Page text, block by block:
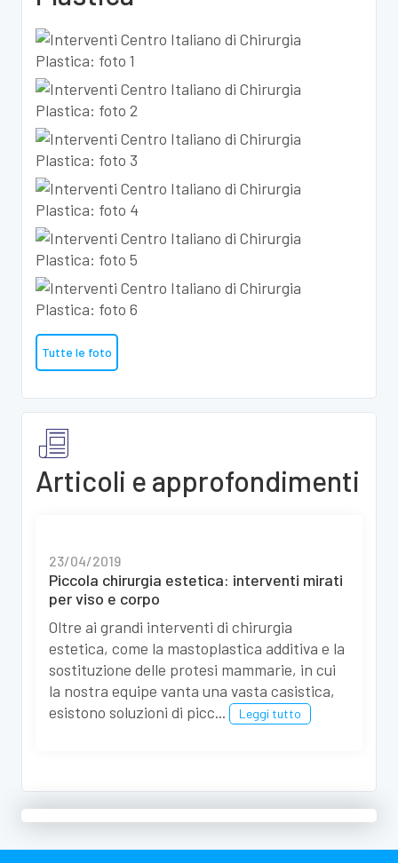
Tutte le foto
Articoli e approfondimenti
23/04/2019
Piccola chirurgia estetica: interventi mirati
per viso e corpo
Oltre ai grandi interventi di chirurgia
estetica, come la mastoplastica additiva e la
sostituzione delle protesi mammarie, in cui
la nostra equipe vanta una vasta casistica,
esistono soluzioni di picc...
Leggi tutto